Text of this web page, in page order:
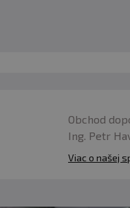
Obchod
Ing. Petr
Viac o našej